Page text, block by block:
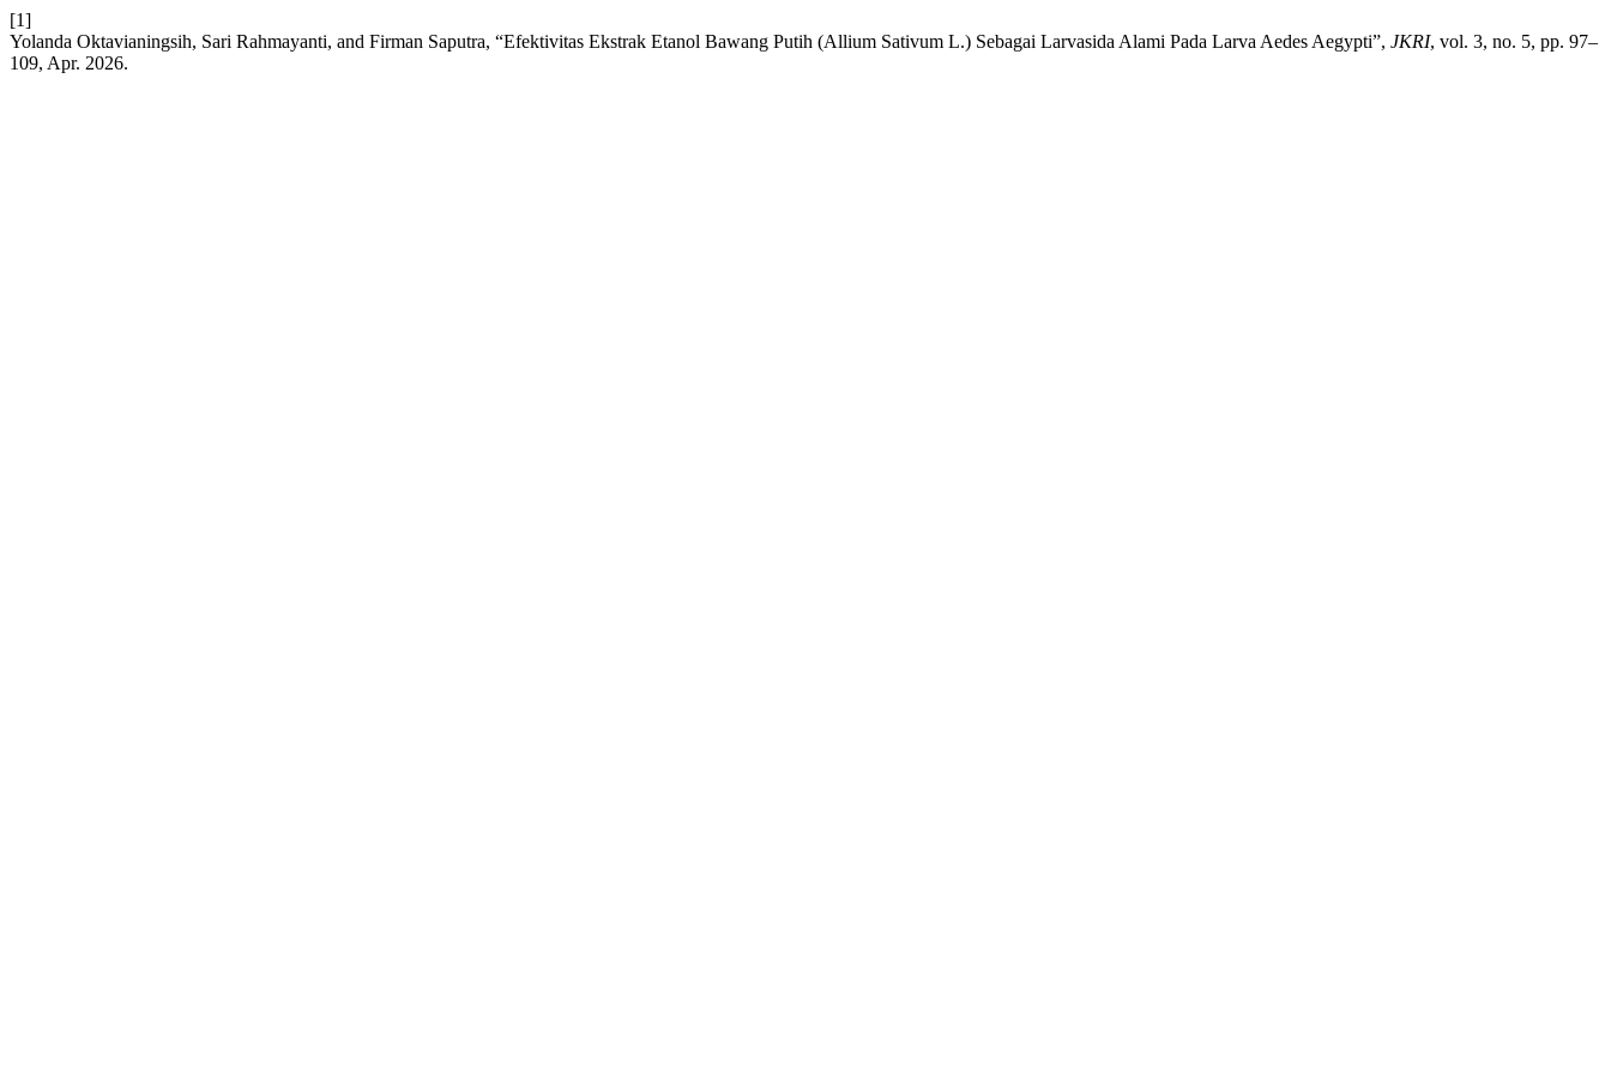
[1]
Yolanda Oktavianingsih, Sari Rahmayanti, and Firman Saputra, “Efektivitas Ekstrak Etanol Bawang Putih (Allium Sativum L.) Sebagai Larvasida Alami Pada Larva Aedes Aegypti”, JKRI, vol. 3, no. 5, pp. 97–
109, Apr. 2026.